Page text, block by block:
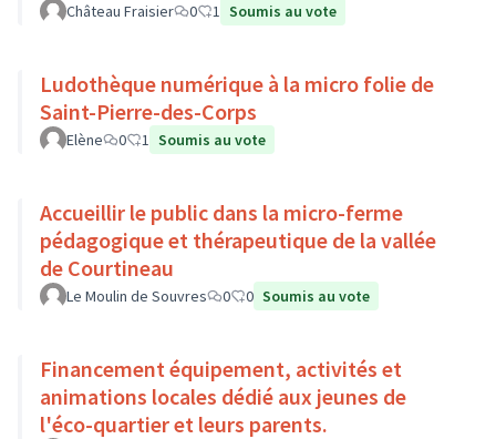
Château Fraisier 0 1 Soumis au vote
Ludothèque numérique à la micro folie de
Saint-Pierre-des-Corps
Elène 0 1 Soumis au vote
Accueillir le public dans la micro-ferme
pédagogique et thérapeutique de la vallée
de Courtineau
Le Moulin de Souvres 0 0 Soumis au vote
Financement équipement, activités et
animations locales dédié aux jeunes de
l'éco-quartier et leurs parents.